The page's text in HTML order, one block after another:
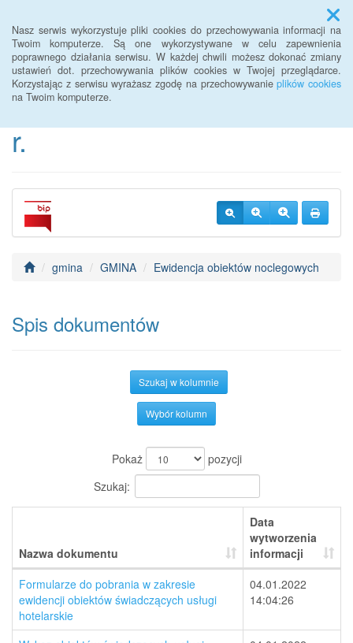
Nasz serwis wykorzystuje pliki cookies do przechowywania informacji na
Twoim komputerze. Są one wykorzystywane w celu zapewnienia
poprawnego działania serwisu. W każdej chwili możesz dokonać zmiany
ustawień dot. przechowywania plików cookies w Twojej przeglądarce.
Korzystając z serwisu wyrażasz zgodę na przechowywanieplików cookies
na Twoim komputerze.
Menu
BIP Urzędu Gminy
Janowice Wielkie od 2022
r.
gmina GMINA Ewidencja obiektów noclegowych
Spis dokumentów
Szukaj w kolumnie
Wybór kolumn
Pokaż
pozycji
Szukaj:
Nazwa dokumentu
Data
wytworzenia
informacji
Formularze do pobrania w zakresie
ewidencji obiektów świadczących usługi
hotelarskie
04.01.2022
14:04:26